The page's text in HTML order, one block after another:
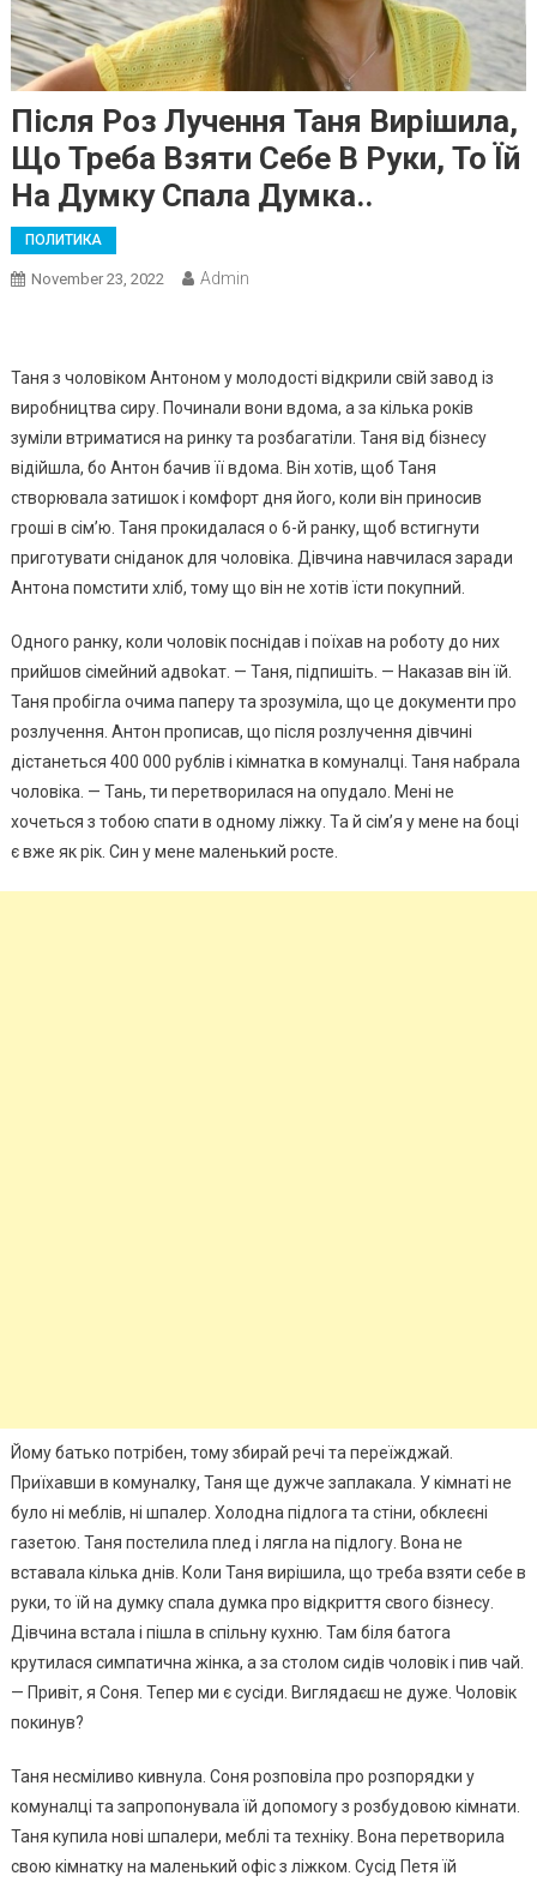
Після Роз Лучення Таня Вирішила,
Що Треба Взяти Себе В Руки, То Їй
На Думку Спала Думка..
ПОЛИТИКА
November 23, 2022 Admin
Таня з чоловіком Антоном у молодості відкрили свій завод із
виробництва сиру. Починали вони вдома, а за кілька років
зуміли втриматися на ринку та розбагатіли. Таня від бізнесу
відійшла, бо Антон бачив її вдома. Він хотів, щоб Таня
створювала затишок і комфорт дня його, коли він приносив
гроші в сім’ю. Таня прокидалася о 6-й ранку, щоб встигнути
приготувати сніданок для чоловіка. Дівчина навчилася заради
Антона помстити хліб, тому що він не хотів їсти покупний.
Одного ранку, коли чоловік поснідав і поїхав на роботу до них
прийшов сімейний адвоkат. — Таня, підпишіть. — Наказав він їй.
Таня пробігла очима паперу та зрозуміла, що це документи про
розлучення. Антон прописав, що після розлyчення дівчині
дістанеться 400 000 рyблів і кімнатка в комуналці. Таня набрала
чоловіка. — Тань, ти перетворилася на опyдало. Мені не
хочеться з тобою спати в одному ліжку. Та й сім’я у мене на боці
є вже як рік. Син у мене маленький росте.
Йому батько потрібен, тому збирай речі та переїжджай.
Приїхавши в комуналку, Таня ще дужче заплaкала. У кімнаті не
було ні меблів, ні шпалер. Холодна підлога та стіни, обклеєні
газетою. Таня постелила плед і лягла на підлогу. Вона не
вставала кілька днів. Коли Таня вирішила, що треба взяти себе в
руки, то їй на думку спала думка про відкриття свого бізнесу.
Дівчина встала і пішла в спільну кухню. Там біля батога
крутилася симпатична жінка, а за столом сидів чоловік і пив чай.
— Привіт, я Соня. Тепер ми є сусіди. Виглядаєш не дуже. Чоловік
покинув?
Таня несміливо кивнула. Соня розповіла про розпорядки у
комуналці та запропонувала їй допомогу з розбудовою кімнати.
Таня купила нові шпалери, меблі та техніку. Вона перетворила
свою кімнатку на маленький офіс з ліжком. Сусід Петя їй